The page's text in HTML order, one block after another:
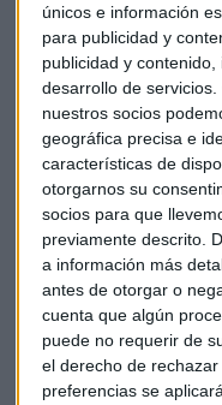
únicos e información
para publicidad y
publicidad y
desarrollo de servicios.
nuestros socios
geográfica precisa e
características de
otorgarnos su
socios para que
previamente descrito.
a información más
antes de otorgar o
cuenta que algún
puede no requerir de
el derecho de
preferencias se
Corporación, esta
obligatoria.
Todo este escenario
próximo jefe del BCE,
zona euro
Europeo en mayo.
Ojo, que si la
sería una
una desaceleración
políticas del BCE y la
enfrenta el próximo
es un trago muy